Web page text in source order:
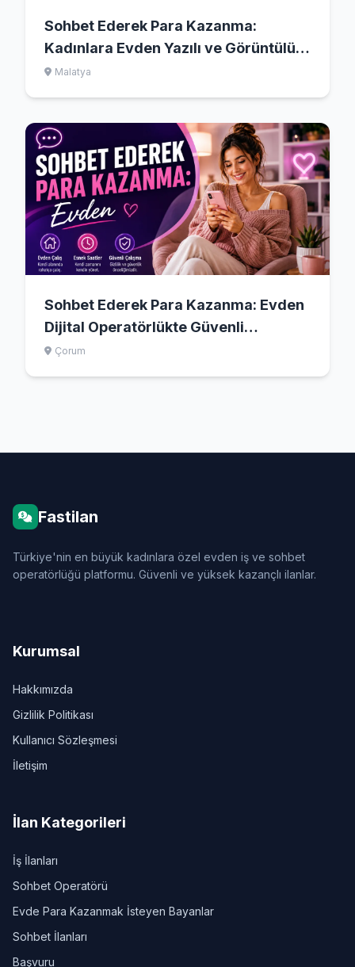
Sohbet Ederek Para Kazanma:
Kadınlara Evden Yazılı ve Görüntülü
Dijital Operatörlük Rehberi
Malatya
Sohbet Ederek Para Kazanma: Evden
Dijital Operatörlükte Güvenli
Başlangıç
Çorum
Fastilan
Türkiye'nin en büyük kadınlara özel evden iş ve sohbet
operatörlüğü platformu. Güvenli ve yüksek kazançlı ilanlar.
Kurumsal
Hakkımızda
Gizlilik Politikası
Kullanıcı Sözleşmesi
İletişim
İlan Kategorileri
İş İlanları
Sohbet Operatörü
Evde Para Kazanmak İsteyen Bayanlar
Sohbet İlanları
Başvuru